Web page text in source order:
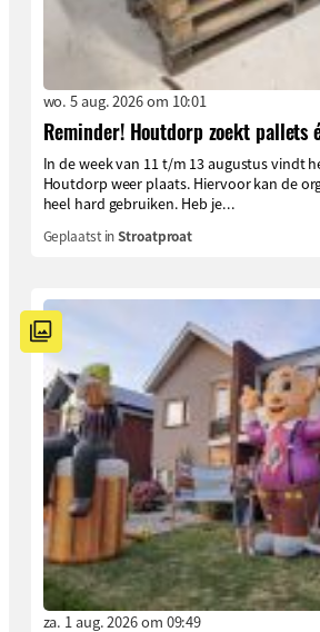
wo. 5 aug. 2026 om 10:01
Reminder! Houtdorp zoekt pallets
In de week van 11 t/m 13 augustus vindt
Houtdorp weer plaats. Hiervoor kan de
heel hard gebruiken. Heb je...
Geplaatst inStroatproat
za. 1 aug. 2026 om 09:49